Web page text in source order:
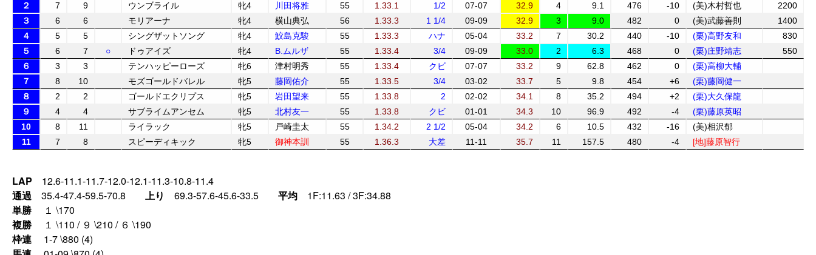
２
7 9 ウンブライル 牝4 川田将雅 55 1.33.1 1/2 07-07 32.9 4 9.1 476 -10 (美)木村哲也
2200
３
6 6 モリアーナ 牝4 横山典弘 56 1.33.3 1 1/4 09-09 32.9 3 9.0 482 0 (美)武藤善則
1400
４
5 5 シングザットソング 牝4 鮫島克駿 55 1.33.3 ハナ 05-04 33.2 7 30.2 440 -10 (栗)高野友和
830
５
6 7 ○ ドゥアイズ 牝4 B.ムルザ 55 1.33.4 3/4 09-09 33.0 2 6.3 468 0 (栗)庄野靖志
550
６
3 3 テンハッピーローズ 牝6 津村明秀 55 1.33.4 クビ 07-07 33.2 9 62.8 462 0
(栗)高柳大輔
７
8 10 モズゴールドバレル 牝5 藤岡佑介 55 1.33.5 3/4 03-02 33.7 5 9.8 454 +6
(栗)藤岡健一
８
2 2 ゴールドエクリプス 牝5 岩田望来 55 1.33.8 2 02-02 34.1 8 35.2 494 +2
(栗)大久保龍
９
4 4 サブライムアンセム 牝5 北村友一 55 1.33.8 クビ 01-01 34.3 10 96.9 492 -4
(栗)藤原英昭
10
8 11 ライラック 牝5 戸崎圭太 55 1.34.2 2 1/2 05-04 34.2 6 10.5 432 -16
(美)相沢郁
11
7 8 スピーディキック 牝5 御神本訓 55 1.36.3 大差 11-11 35.7 11 157.5 480 -4 [地]藤原智行
LAP 12.6-11.1-11.7-12.0-12.1-11.3-10.8-11.4
通過 35.4-47.4-59.5-70.8 上り 69.3-57.6-45.6-33.5 平均 1F:11.63 / 3F:34.88
単勝
１ \170
複勝
１ \110 / ９ \210 / ６ \190
枠連
1-7 \880 (4)